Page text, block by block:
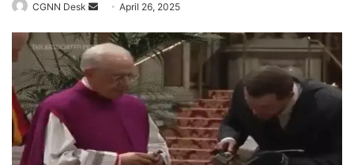
CGNN Desk
n
d
a
April 26, 2025